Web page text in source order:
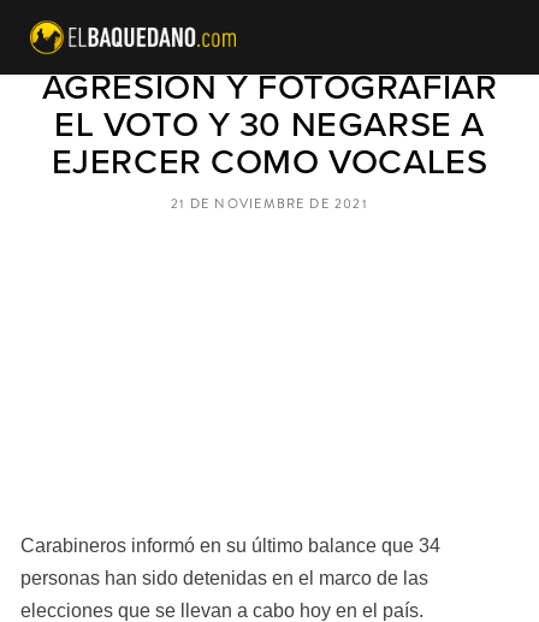
4 DETENIDOS POR ROBO,
AGRESIÓN Y FOTOGRAFIAR
EL VOTO Y 30 NEGARSE A
EJERCER COMO VOCALES
Carabineros informó en su último balance que 34
personas han sido detenidas en el marco de las
elecciones que se llevan a cabo hoy en el país.
21 DE NOVIEMBRE DE 2021